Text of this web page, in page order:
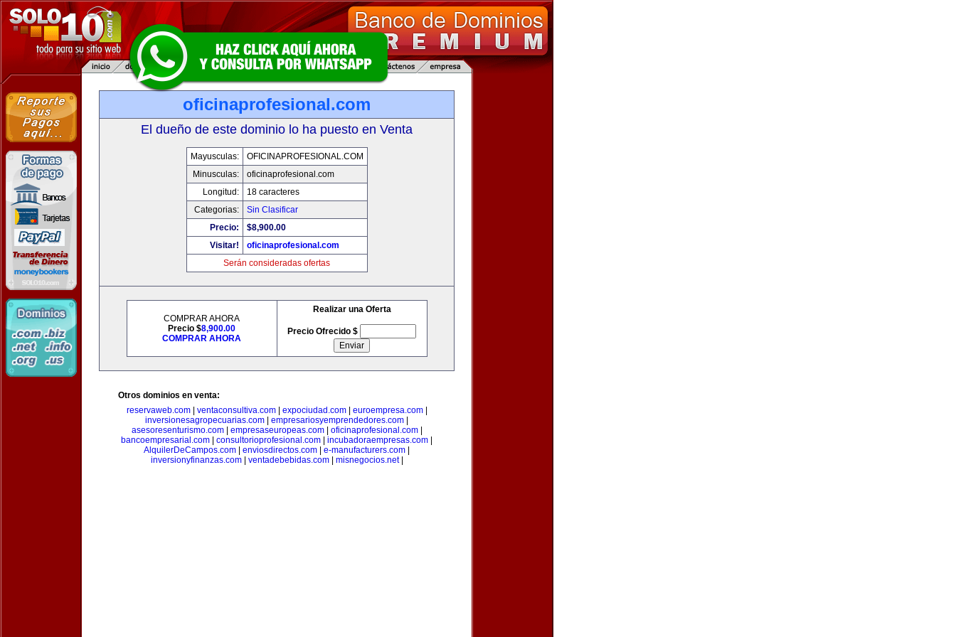
oficinaprofesional.com
El dueño de este dominio lo ha puesto en Venta
Mayusculas:
OFICINAPROFESIONAL.COM
Minusculas:
oficinaprofesional.com
Longitud:
18 caracteres
Categorias:
Sin Clasificar
Precio:
$8,900.00
Visitar!
oficinaprofesional.com
Serán consideradas ofertas
COMPRAR AHORA
Precio $8,900.00
COMPRAR AHORA
Realizar una Oferta
Precio Ofrecido $
Otros dominios en venta:
reservaweb.com| ventaconsultiva.com| expociudad.com| euroempresa.com|
inversionesagropecuarias.com
empresariosyemprendedores.com
asesoresenturismo.com| empresaseuropeas.com| oficinaprofesional.com|
bancoempresarial.com
consultorioprofesional.com incubadoraempresas.com
AlquilerDeCampos.com
enviosdirectos.com e-manufacturers.com
inversionyfinanzas.com| ventadebebidas.com| misnegocios.net|